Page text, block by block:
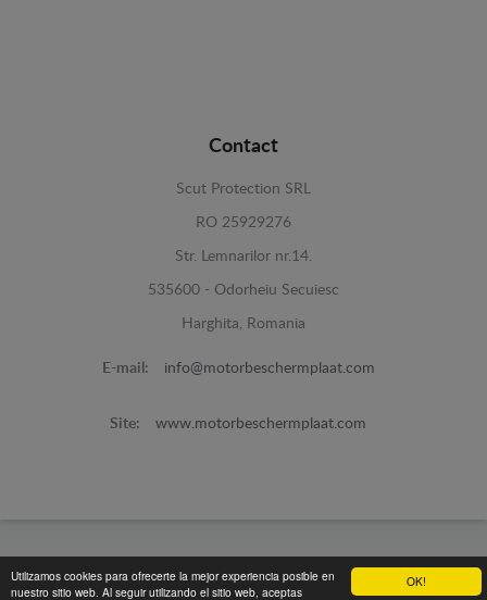
OK!
Utilizamos cookies para ofrecerte la mejor experiencia posible en
nuestro sitio web. Al seguir utilizando el sitio web, aceptas
Contact
Scut Protection SRL
RO 25929276
Str. Lemnarilor nr.14.
535600 - Odorheiu Secuiesc
Harghita, Romania
E-mail: info@motorbeschermplaat.com
Site: www.motorbeschermplaat.com